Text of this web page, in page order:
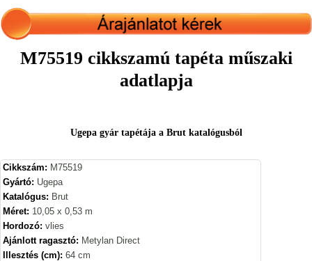
M75519 cikkszamú tapéta műszaki
adatlapja
Ugepa gyár tapétája a Brut katalógusból
Cikkszám: M75519
Gyártó: Ugepa
Katalógus: Brut
Méret: 10,05 x 0,53 m
Hordozó: vlies
Ajánlott ragasztó: Metylan Direct
Illesztés (cm): 64 cm